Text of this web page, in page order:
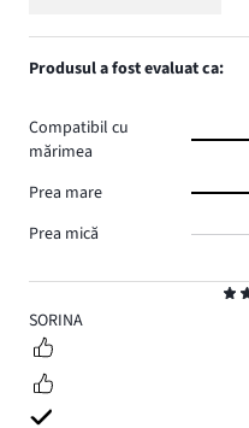
4
SORINA
Produsul a fost evaluat ca:
Compatibil cu
mărimea
Prea mare
Prea mică